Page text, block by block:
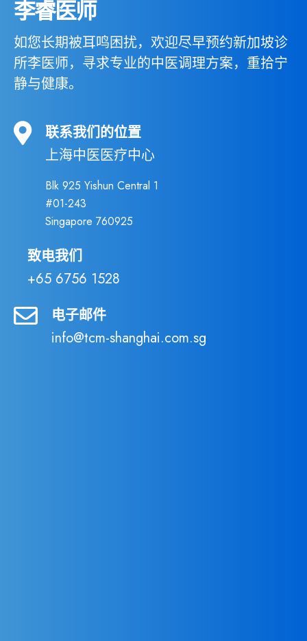
李睿医师
如您长期被耳鸣困扰，欢迎尽早预约新加坡诊
所李医师，寻求专业的中医调理方案，重拾宁
静与健康。
联系我们的位置
上海中医医疗中心
Blk 925 Yishun Central 1
#01-243
Singapore 760925
致电我们
+65 6756 1528
电子邮件
info@tcm-shanghai.com.sg